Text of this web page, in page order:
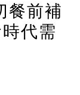
餐前補
代需